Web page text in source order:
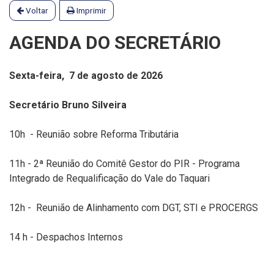
para
busca
Voltar Imprimir
AGENDA DO SECRETÁRIO
Sexta-feira, 7 de agosto de 2026
Secretário Bruno Silveira
10h - Reunião sobre Reforma Tributária
11h - 2ª Reunião do Comitê Gestor do PIR - Programa
Integrado de Requalificação do Vale do Taquari
12h - Reunião de Alinhamento com DGT, STI e PROCERGS
14 h - Despachos Internos